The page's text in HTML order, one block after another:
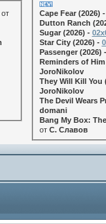
Cape Fear (2026)
Dutton Ranch
Sugar (2026) -
Star City (2026) -
Passenger (2026)
Reminders of
JoroNikolov
They Will Kill You
JoroNikolov
The Devil Wears
domani
Bang My Box:
от С. Славов